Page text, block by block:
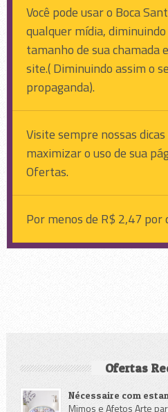
Você pode usar o Boca
qualquer mídia,
tamanho de sua chamada
site.( Diminuindo assim o
propaganda).
Visite sempre nossas
maximizar o uso de sua
Ofertas.
Por menos de R$ 2,47 por
Ofertas
Nécessaire com
Mimos e Afetos Arte